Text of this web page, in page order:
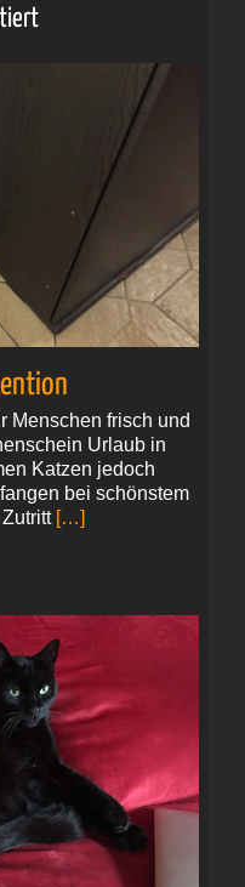
Menschen frisch und
Urlaub in
Katzen jedoch
bei schönstem
[…]